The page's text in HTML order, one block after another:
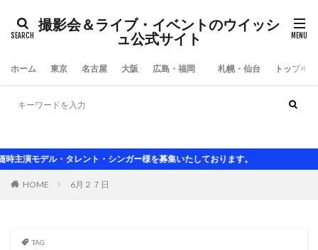
撮影会＆ライブ・イベントのウイッシ
ュ公式サイト
ホーム 東京 名古屋 大阪 広島・福岡 札幌・仙台 トップペ
デル・タレント・シンガー様を募集いたしております。
HOME 6月２７日
TAG